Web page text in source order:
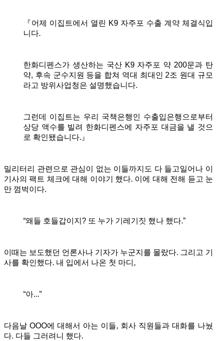
『어제 이집트에서 열린 K9 자주포 수출 계약 체결식입
니다.
한화디펜스가 생산하는 국산 K9 자주포 약 200문과 탄
약, 후속 군수지원 등을 합쳐 역대 최대인 2조 원대 규모
라고 방위사업청은 설명했습니다.
그런데 이집트는 우리 국책은행인 수출입은행으로부터
상당 액수를 빌려 한화디펜스에 자주포 대금을 낼 것으
로 확인됐습니다.』
밀리터리 관련으로 관심이 없는 이들까지도 다 들고일어나 이
기사의 팩트 체크에 대해 이야기 했다. 이에 대해 전해 듣고 눈
만 껌벅이다.
“왜들 호들갑이지? 또 누가 기레기짓 했나 했다.”
이때는 보도했던 언론사나 기자가 누군지를 몰랐다. 그리고 기
사를 확인했다. 내 입에서 나온 첫 마디,
“아...”
다음날 OOO에 대해서 아는 이들, 회사 직원들과 대화를 나눴
다. 다들 그러려니 했다.